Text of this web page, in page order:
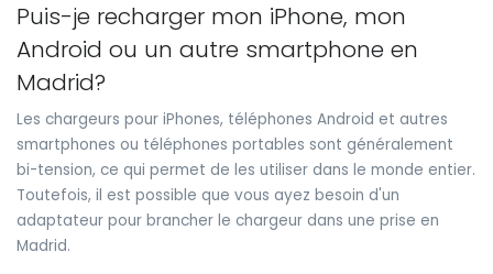
Puis-je recharger mon iPhone, mon
Android ou un autre smartphone en
Madrid?
Les chargeurs pour iPhones, téléphones Android et autres
smartphones ou téléphones portables sont généralement
bi-tension, ce qui permet de les utiliser dans le monde entier.
Toutefois, il est possible que vous ayez besoin d'un
adaptateur pour brancher le chargeur dans une prise en
Madrid.